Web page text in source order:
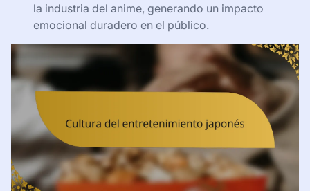
la industria del anime, generando un impacto
emocional duradero en el público.